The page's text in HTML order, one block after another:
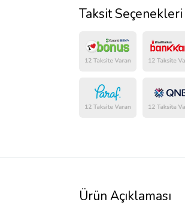
Taksit Seçenekleri
Ürün Açıklaması